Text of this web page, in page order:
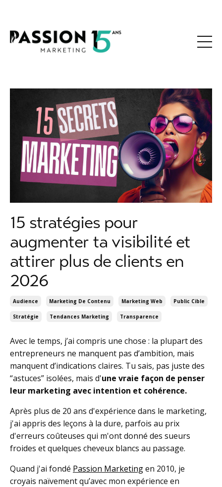
15 stratégies pour
augmenter ta visibilité et
attirer plus de clients en
2026
Audience Marketing De Contenu Marketing Web Public Cible
Stratégie Tendances Marketing Transparence
Avec le temps, j’ai compris une chose : la plupart des
entrepreneurs ne manquent pas d’ambition, mais
manquent d’indications claires. Tu sais, pas juste des
“astuces” isolées, mais d'une vraie façon de penser
leur marketing avec intention et cohérence.
Après plus de 20 ans d'expérience dans le marketing,
j'ai appris des leçons à la dure, parfois au prix
d'erreurs coûteuses qui m'ont donné des sueurs
froides et quelques cheveux blancs au passage.
Quand j'ai fondé Passion Marketingen 2010, je
croyais naïvement qu’avec mon expérience en